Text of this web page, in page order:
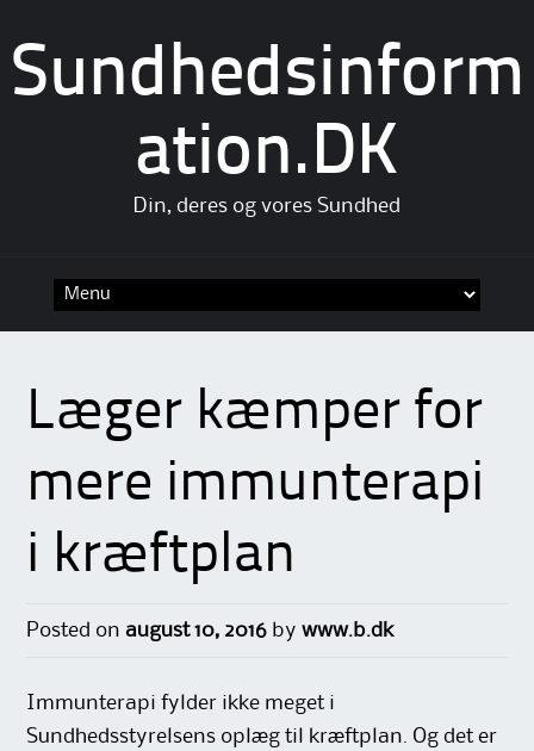
Sundhedsinform
ation.DK
Din, deres og vores Sundhed
Læger kæmper for
mere immunterapi
i kræftplan
Posted on august 10, 2016 bywww.b.dk
Immunterapi fylder ikke meget i
Sundhedsstyrelsens oplæg til kræftplan. Og det er